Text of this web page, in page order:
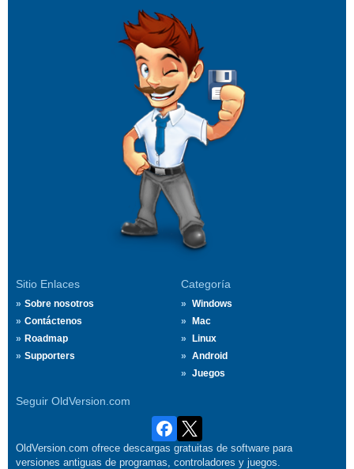
Sitio Enlaces
Sobre nosotros
Contáctenos
Roadmap
Supporters
Categoría
Windows
Mac
Linux
Android
Juegos
Seguir OldVersion.com
OldVersion.com ofrece descargas gratuitas de software para
versiones antiguas de programas, controladores y juegos.